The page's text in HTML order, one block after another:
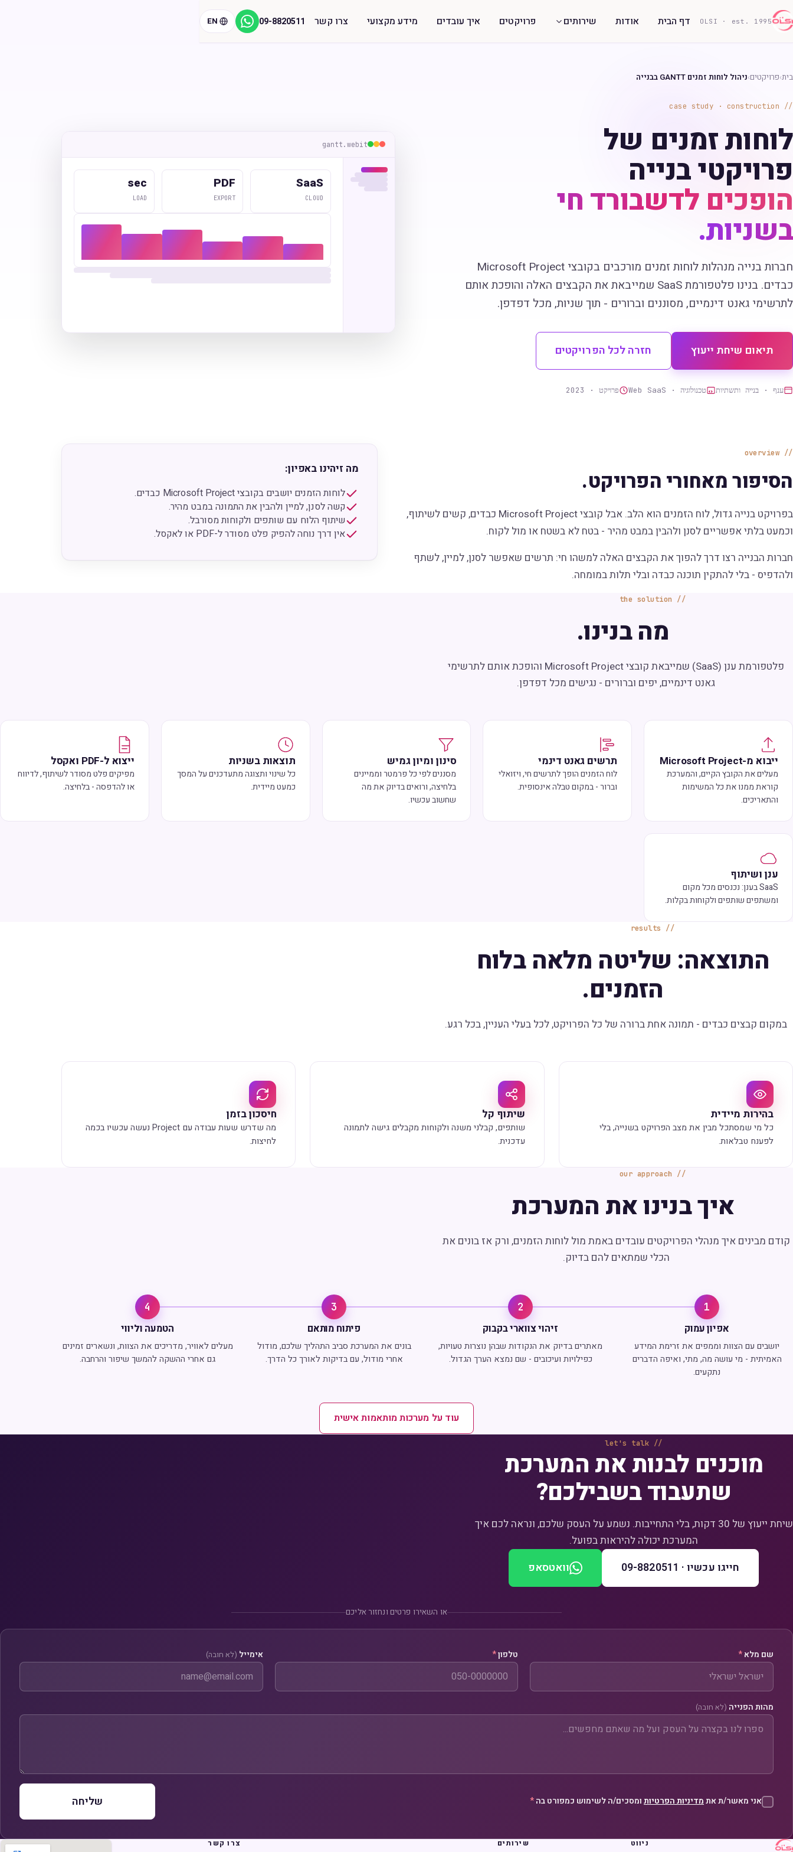
OLSI · est. 1995 דף הבית אודות שירותים פרויקטים איך עובדים מידע מקצועי צרו קשר 09-8820511 ווטסאפ EN
בית›פרויקטים›ניהול לוחות זמנים GANTT בבנייה
case study · construction
לוחות זמנים של
פרויקטי בנייה
הופכים לדשבורד חי
בשניות.
חברות בנייה מנהלות לוחות זמנים מורכבים בקובצי Microsoft Project
כבדים. בנינו פלטפורמת SaaS שמייבאת את הקבצים האלה והופכת אותם
לתרשימי גאנט דינמיים, מסוננים וברורים - תוך שניות, מכל דפדפן.
תיאום שיחת ייעוץ חזרה לכל הפרויקטים
ענף · בנייה ותשתיות טכנולוגיה · Web SaaS פרויקט · 2023
gantt.webit
SaaS
CLOUD
PDF
EXPORT
sec
LOAD
overview
הסיפור מאחורי הפרויקט.
בפרויקט בנייה גדול, לוח הזמנים הוא הלב. אבל קובצי Microsoft Project כבדים, קשים לשיתוף,
וכמעט בלתי אפשריים לסנן ולהבין במבט מהיר - בטח לא בשטח או מול לקוח.
חברות הבנייה רצו דרך להפוך את הקבצים האלה למשהו חי: תרשים שאפשר לסנן, למיין, לשתף
ולהדפיס - בלי להתקין תוכנה כבדה ובלי תלות במומחה.
מה זיהינו באפיון:
לוחות הזמנים יושבים בקובצי Microsoft Project כבדים.
קשה לסנן, למיין ולהבין את התמונה במבט מהיר.
שיתוף הלוח עם שותפים ולקוחות מסורבל.
אין דרך נוחה להפיק פלט מסודר ל-PDF או לאקסל.
the solution
מה בנינו.
פלטפורמת ענן (SaaS) שמייבאת קובצי Microsoft Project והופכת אותם לתרשימי
גאנט דינמיים, יפים וברורים - נגישים מכל דפדפן.
ייבוא מ-Microsoft Project
מעלים את הקובץ הקיים, והמערכת
קוראת ממנו את כל המשימות
והתאריכים.
תרשים גאנט דינמי
לוח הזמנים הופך לתרשים חי, ויזואלי
וברור - במקום טבלה אינסופית.
סינון ומיון גמיש
מסננים לפי כל פרמטר וממיינים
בלחיצה, ורואים בדיוק את מה
שחשוב עכשיו.
תוצאות בשניות
כל שינוי ותצוגה מתעדכנים על המסך
כמעט מיידית.
ייצוא ל-PDF ואקסל
מפיקים פלט מסודר לשיתוף, לדיווח
או להדפסה - בלחיצה.
ענן ושיתוף
SaaS בענן: נכנסים מכל מקום
ומשתפים שותפים ולקוחות בקלות.
results
התוצאה: שליטה מלאה בלוח
הזמנים.
במקום קבצים כבדים - תמונה אחת ברורה של כל הפרויקט, לכל בעלי העניין, בכל רגע.
בהירות מיידית
כל מי שמסתכל מבין את מצב הפרויקט בשנייה, בלי
לפענח טבלאות.
שיתוף קל
שותפים, קבלני משנה ולקוחות מקבלים גישה לתמונה
עדכנית.
חיסכון בזמן
מה שדרש שעות עבודה עם Project נעשה עכשיו בכמה
לחיצות.
our approach
איך בנינו את המערכת
קודם מבינים איך מנהלי הפרויקטים עובדים באמת מול לוחות הזמנים, ורק אז בונים את
הכלי שמתאים להם בדיוק.
1
אפיון עמוק
יושבים עם הצוות וממפים את זרימת המידע
האמיתית - מי עושה מה, מתי, ואיפה הדברים
נתקעים.
2
זיהוי צווארי בקבוק
מאתרים בדיוק את הנקודות שבהן נוצרות טעויות,
כפילויות ועיכובים - שם נמצא הערך הגדול.
3
פיתוח מותאם
בונים את המערכת סביב התהליך שלכם, מודול
אחרי מודול, עם בדיקות לאורך כל הדרך.
4
הטמעה וליווי
מעלים לאוויר, מדריכים את הצוות, ונשארים זמינים
גם אחרי ההשקה להמשך שיפור והרחבה.
עוד על מערכות מותאמות אישית
let's talk
מוכנים לבנות את המערכת
שתעבוד בשבילכם?
שיחת ייעוץ של 30 דקות, בלי התחייבות. נשמע על העסק שלכם, ונראה לכם איך
המערכת יכולה להיראות בפועל.
חייגו עכשיו · 09-8820511 וואטסאפ
או השאירו פרטים ונחזור אליכם
שם מלא * טלפון* אימייל (לא חובה)
מהות הפנייה (לא חובה)
אני מאשר/ת אתמדיניות הפרטיות ומסכים/ה לשימוש כמפורט בה * שליחה
ניווט שירותים צרו קשר